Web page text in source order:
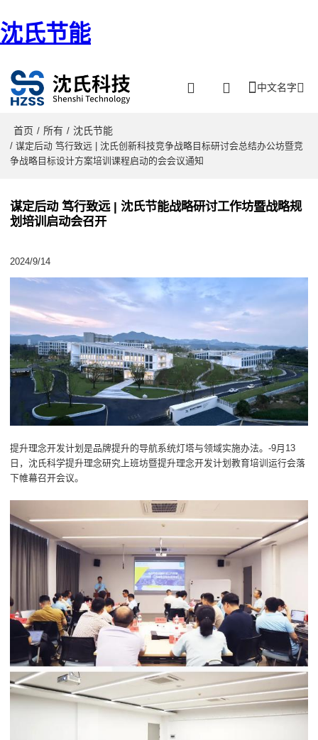
沈氏节能
中文名字
首页 / 所有 / 沈氏节能
/ 谋定后动 笃行致远 | 沈氏创新科技竞争战略目标研讨会总结办公坊暨竞
争战略目标设计方案培训课程启动的会会议通知
谋定后动 笃行致远 | 沈氏节能战略研讨工作坊暨战略规
划培训启动会召开
2024/9/14
提升理念开发计划是品牌提升的导航系统灯塔与领域实施办法。-9月13
日，沈氏科学提升理念研究上班坊暨提升理念开发计划教育培训运行会落
下帷幕召开会议。